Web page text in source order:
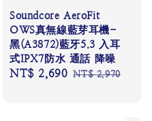
Soundcore AeroFit
OWS真無線藍芽耳機-
黑(A3872)藍牙5.3 入耳
式IPX7防水 通話 降噪
Sale
NT$ 2,690 Regular
NT$ 2,970